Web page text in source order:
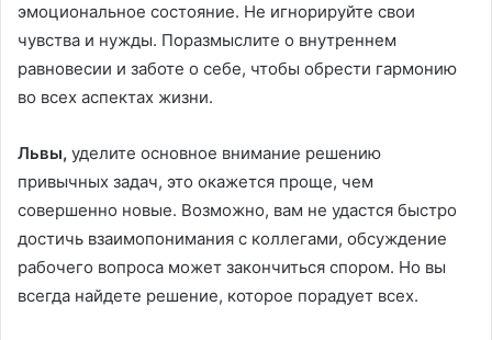
эмоциональное состояние. Не игнорируйте свои
чувства и нужды. Поразмыслите о внутреннем
равновесии и заботе о себе, чтобы обрести гармонию
во всех аспектах жизни.
Львы, уделите основное внимание решению
привычных задач, это окажется проще, чем
совершенно новые. Возможно, вам не удастся быстро
достичь взаимопонимания с коллегами, обсуждение
рабочего вопроса может закончиться спором. Но вы
всегда найдете решение, которое порадует всех.